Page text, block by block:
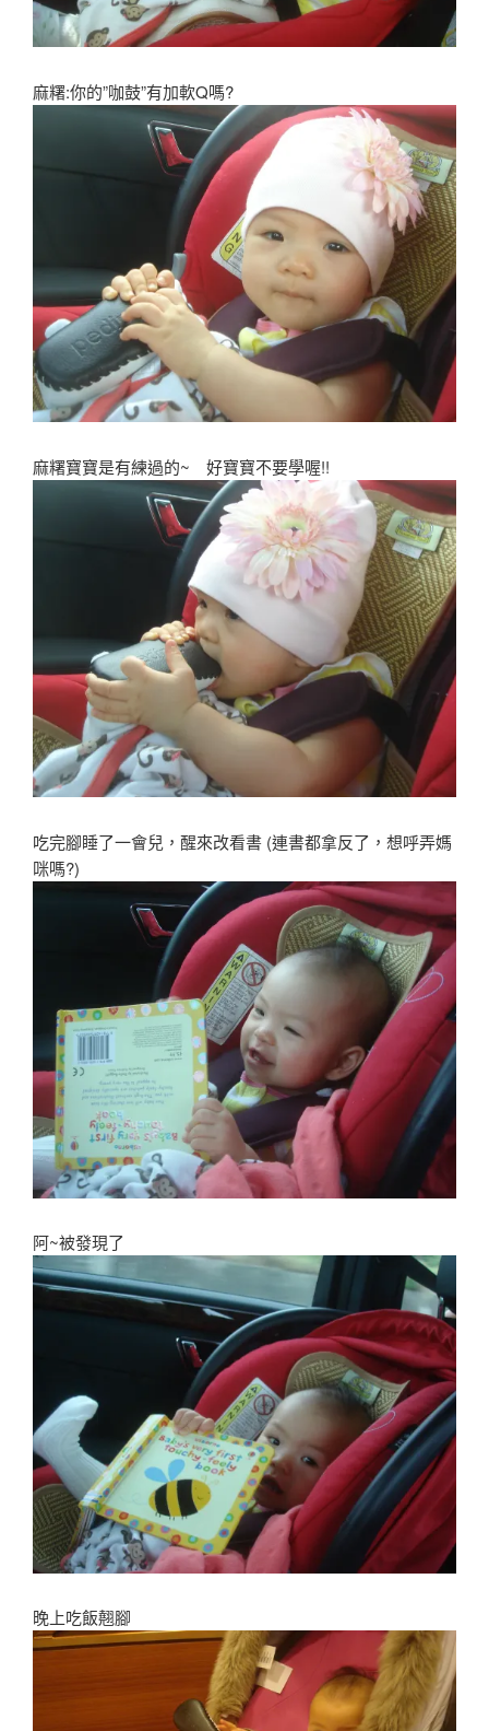
麻糬:你的”咖鼓”有加軟Q嗎?
麻糬寶寶是有練過的~ 好寶寶不要學喔!!
吃完腳睡了一會兒 ，醒來改看書 (連書都拿反了 ，想呼弄媽
咪嗎?)
阿~被發現了
晚上吃飯翹腳